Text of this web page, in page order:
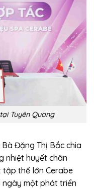
Tuyên Quang
Đặng Thị Bắc chia
nhiệt huyết chân
tập thể lớn Cerabe
ngày một phát triển